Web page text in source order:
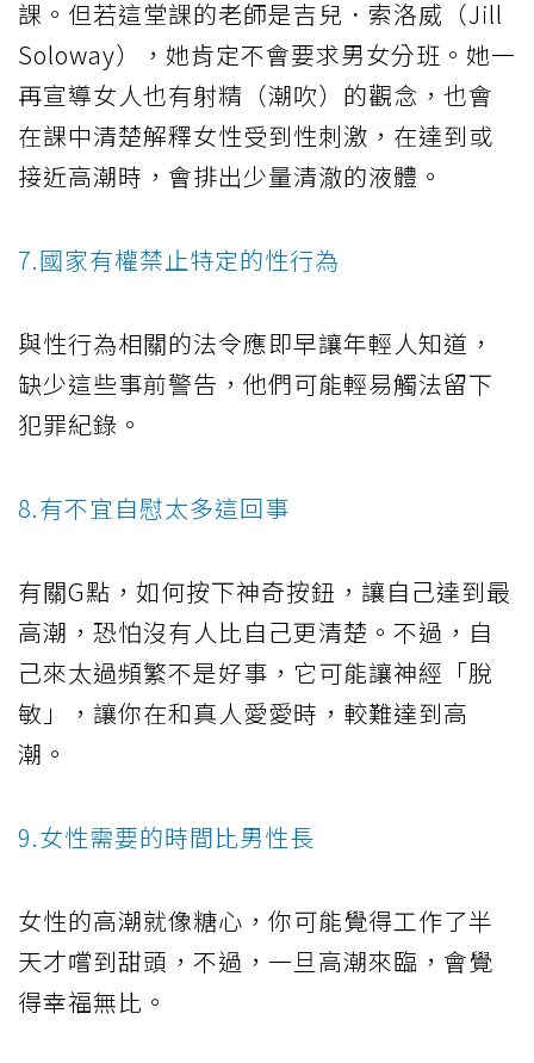
課。但若這堂課的老師是吉兒．索洛威（Jill
Soloway），她肯定不會要求男女分班。她一
再宣導女人也有射精（潮吹）的觀念，也會
在課中清楚解釋女性受到性刺激，在達到或
接近高潮時，會排出少量清澈的液體。
7.國家有權禁止特定的性行為
與性行為相關的法令應即早讓年輕人知道，
缺少這些事前警告，他們可能輕易觸法留下
犯罪紀錄。
8.有不宜自慰太多這回事
有關G點，如何按下神奇按鈕，讓自己達到最
高潮，恐怕沒有人比自己更清楚。不過，自
己來太過頻繁不是好事，它可能讓神經「脫
敏」，讓你在和真人愛愛時，較難達到高
潮。
9.女性需要的時間比男性長
女性的高潮就像糖心，你可能覺得工作了半
天才嚐到甜頭，不過，一旦高潮來臨，會覺
得幸福無比。